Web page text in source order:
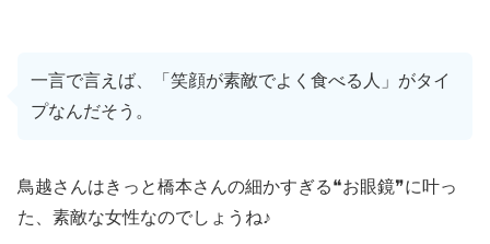
一言で言えば、「笑顔が素敵でよく食べる人」がタイ
プなんだそう。
鳥越さんはきっと橋本さんの細かすぎる❝お眼鏡❞に叶っ
た、素敵な女性なのでしょうね♪